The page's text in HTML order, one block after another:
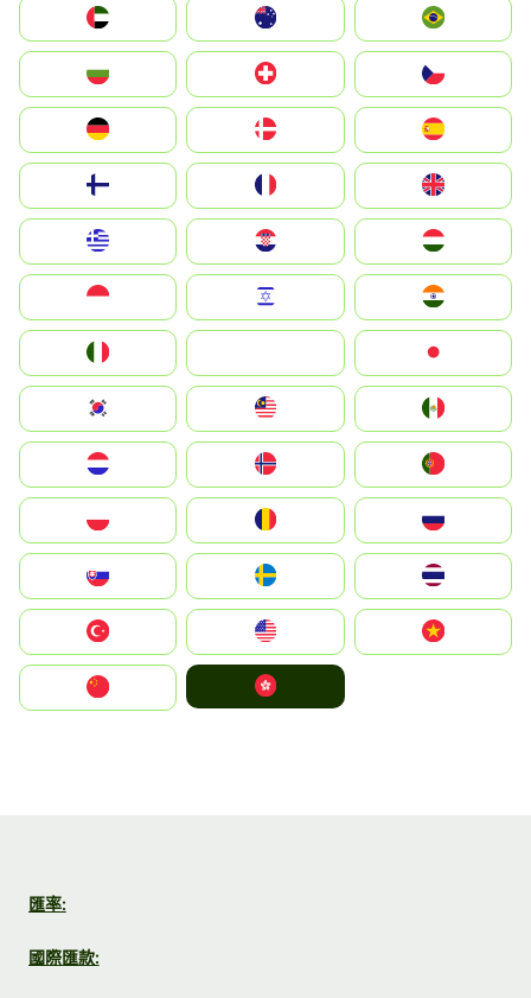
الإمارات العربية المتحدة
Switzerland
Deutschland
United Kingdom
Magyarország
South Korea
United States
中國香港特別行政區
匯率:
國際匯款: